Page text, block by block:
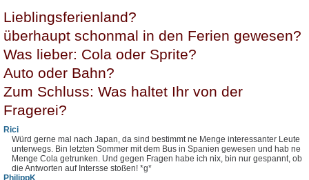
Lieblingsferienland?
überhaupt schonmal in den Ferien gewesen?
Was lieber: Cola oder Sprite?
Auto oder Bahn?
Zum Schluss: Was haltet Ihr von der
Fragerei?
Rici
Würd gerne mal nach Japan, da sind bestimmt ne Menge interessanter Leute
unterwegs. Bin letzten Sommer mit dem Bus in Spanien gewesen und hab ne
Menge Cola getrunken. Und gegen Fragen habe ich nix, bin nur gespannt, ob
die Antworten auf Intersse stoßen! *g*
PhilippK